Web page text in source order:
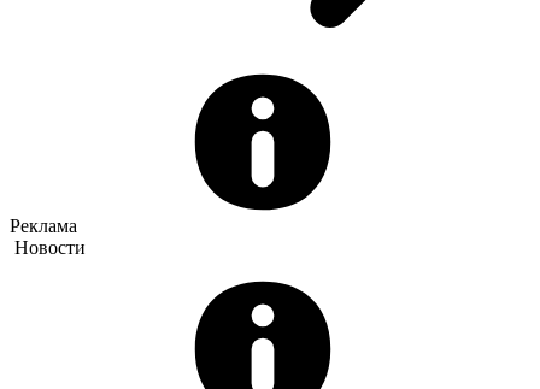
Реклама
Новости